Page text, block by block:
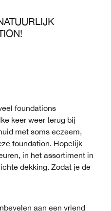
foundations
keer weer terug bij
met soms eczeem,
foundation. Hopelijk
in het assortiment in
dekking. Zodat je de
aan een vriend